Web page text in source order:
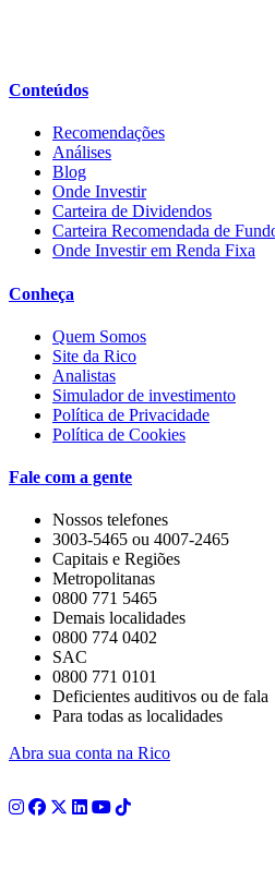
Conteúdos
Recomendações
Análises
Blog
Onde Investir
Carteira de Dividendos
Carteira Recomendada de
Onde Investir em Renda Fixa
Conheça
Quem Somos
Site da Rico
Analistas
Simulador de investimento
Política de Privacidade
Política de Cookies
Fale com a gente
Nossos telefones
3003-5465 ou 4007-2465
Capitais e Regiões
Metropolitanas
0800 771 5465
Demais localidades
0800 774 0402
SAC
0800 771 0101
Deficientes auditivos ou de fala
Para todas as localidades
Abra sua conta na Rico